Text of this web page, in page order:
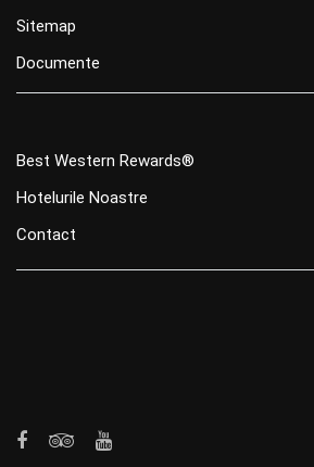
Sitemap
Documente
Best Western Rewards®
Hotelurile Noastre
Contact